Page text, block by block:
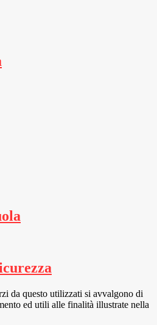
da questo utilizzati si avvalgono di
ed utili alle finalità illustrate nella